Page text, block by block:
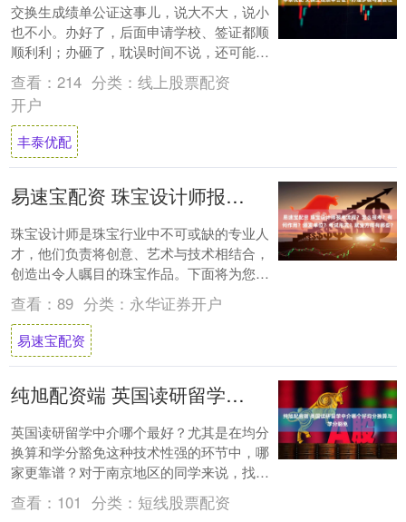
交换生成绩单公证这事儿，说大不大，说小
也不小。办好了，后面申请学校、签证都顺
顺利利；办砸了，耽误时间不说，还可能影
响整个留学计划。别等到最后一刻才手忙脚
乱，提前....
查看： 214 分类： 线上股票配资
开户
丰泰优配
易速宝配资 珠宝设计师报考流程？怎么报考？有何作用？颁发单位？考试形式？就业方向有哪些？
珠宝设计师是珠宝行业中不可或缺的专业人
才，他们负责将创意、艺术与技术相结合，
创造出令人瞩目的珠宝作品。下面将为您详
细解析珠宝设计师的考证过程，包括报考条
件、考试....
查看： 89 分类： 永华证券开户
易速宝配资
纯旭配资端 英国读研留学中介哪个好均分换算与学分豁免
英国读研留学中介哪个最好？尤其是在均分
换算和学分豁免这种技术性强的环节中，哪
家更靠谱？对于南京地区的同学来说，找个
专业的中介真是太头疼了，毕竟均分换算牵
扯到国内....
查看： 101 分类： 短线股票配资